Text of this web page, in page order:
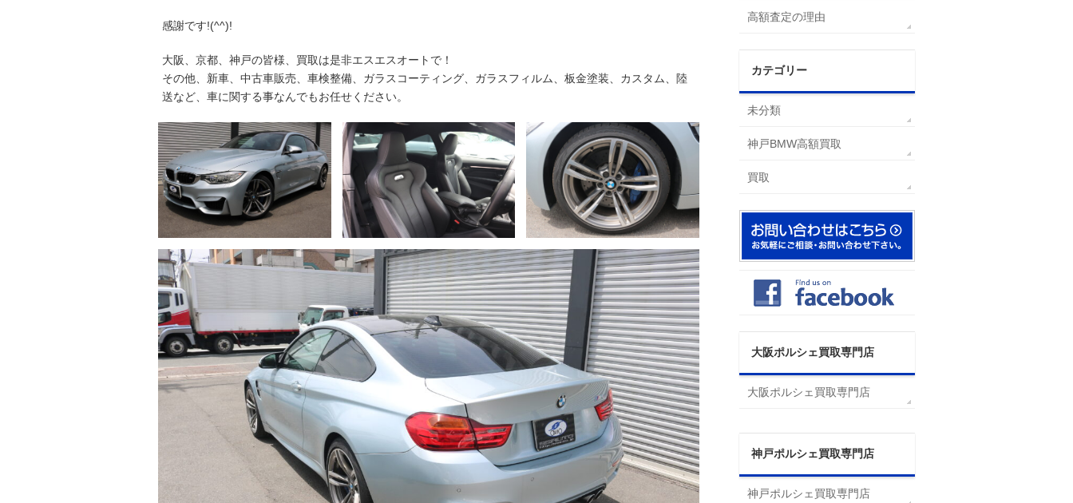
感謝です!(^^)!
大阪、京都、神戸の皆様、買取は是非エスエスオートで！
その他、新車、中古車販売、車検整備、ガラスコーティング、ガラスフィルム、板金塗装、カスタム、陸
送など、車に関する事なんでもお任せください。
高額査定の理由
カテゴリー
未分類
神戸BMW高額買取
買取
大阪ポルシェ買取専門店
大阪ポルシェ買取専門店
神戸ポルシェ買取専門店
神戸ポルシェ買取専門店